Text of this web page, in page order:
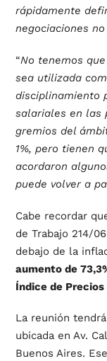
rápidamente
negociaciones
“No tenemos
sea utilizada
disciplinamiento
salariales en las
gremios del
1%, pero tienen
acordaron
puede volver a
Cabe recordar
de Trabajo 214/
debajo de la
aumento de
Índice de Precios
La reunión
ubicada en Av.
Buenos Aires.